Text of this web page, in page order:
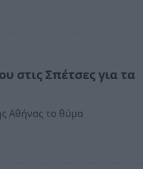
στις Σπέτσες για τα
Αθήνας το θύμα